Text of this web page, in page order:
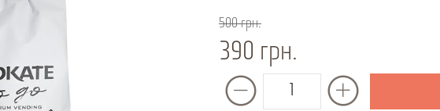
500 грн.
390 грн.